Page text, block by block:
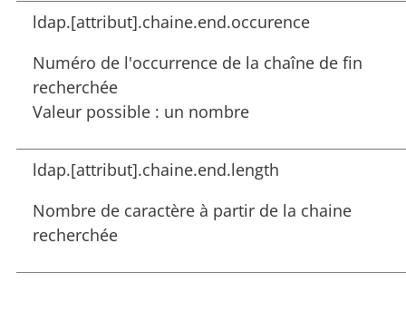
ldap.[attribut].chaine.end.occurence
Numéro de l'occurrence de la chaîne de fin
recherchée
Valeur possible : un nombre
ldap.[attribut].chaine.end.length
Nombre de caractère à partir de la chaine
recherchée